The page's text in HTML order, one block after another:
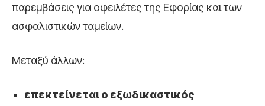
παρεμβάσεις για οφειλέτες της Εφορίας και των
ασφαλιστικών ταμείων.
Μεταξύ άλλων:
επεκτείνεται ο εξωδικαστικός